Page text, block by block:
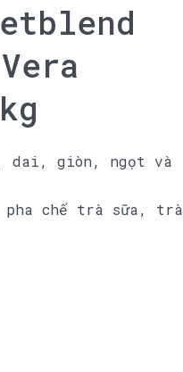
dai, giòn, ngọt và
pha chế trà sữa, trà